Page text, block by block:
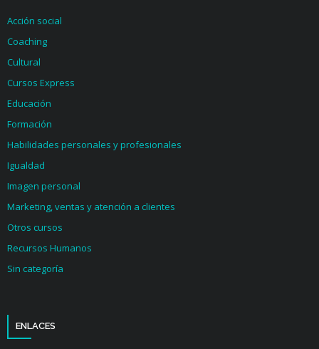
Acción social
Coaching
Cultural
Cursos Express
Educación
Formación
Habilidades personales y profesionales
Igualdad
Imagen personal
Marketing, ventas y atención a clientes
Otros cursos
Recursos Humanos
Sin categoría
ENLACES